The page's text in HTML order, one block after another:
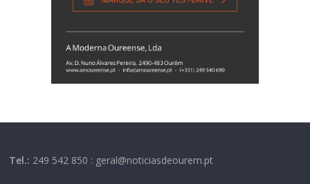
Tel.: 249 542 850 : geral@noticiasdeourem.pt